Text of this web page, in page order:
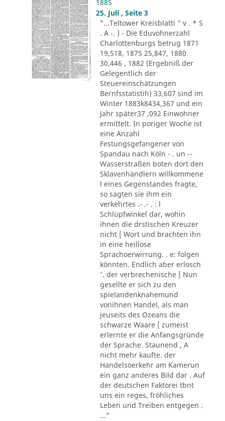
1885
25. Juli , Seite 3
"...Teltower Kreisblatti " v . * S
. A -. ) - Die Eduvohnerzahl
Charlottenburgs betrug 1871
19,518, 1875 25,847, 1880
30,446 , 1882 (Ergebniß der
Gelegentlich der
Steuereinschätzungen
Bernfsstatistih) 33,607 sind im
Winter 1883k8434,367 und ein
Jahr später37 ,092 Einwohner
ermittelt. In poriger Woche ist
eine Anzahl
Festungsgefangener von
Spandau nach Köln - . un --
Wasserstraßen boten dort den
Sklavenhändlern willkommene
l eines Gegenstandes fragte,
so sagten sie ihm ein
verkehrtes .- .- . : l
Schlüpfwinkel dar, wohin
ihnen die drstischen Kreuzer
nicht [ Wort und brachten ihn
in eine heillose
Sprachoerwirrung. . e: folgen
könnten. Endlich aber erlosch
'. der verbrechenische [ Nun
gesellte er sich zu den
spielandenknahemund
vonihnen Handel, als man
jeuseits des Ozeans die
schwarze Waare [ zumeist
erlernte er die Anfangsgründe
der Sprache. Staunend , A
nicht mehr kaufte. der
Handelsoerkehr am Kamerun
ein ganz anderes Bild dar . Auf
der deutschen Faktorei tbnt
uns ein reges, fröhliches
Leben und Treiben entgegen .
..."